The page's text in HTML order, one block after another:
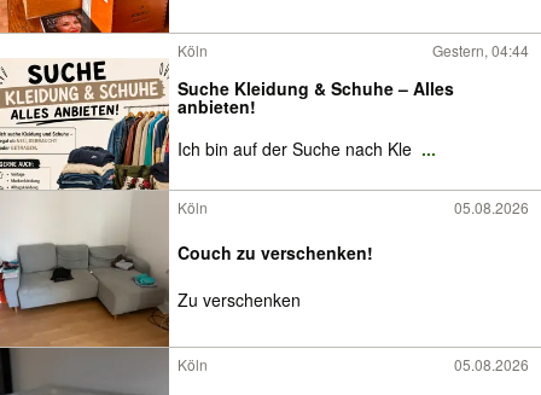
Köln Gestern, 04:44
Suche Kleidung & Schuhe – Alles
anbieten!
Ich bin auf der Suche nach Kle ...
Köln 05.08.2026
Couch zu verschenken!
Zu verschenken
Köln 05.08.2026